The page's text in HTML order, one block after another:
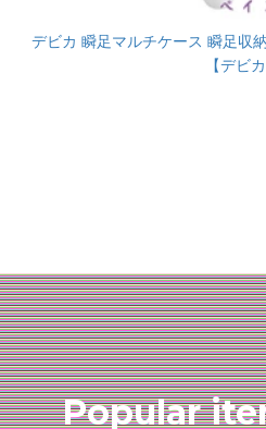
デビカ 瞬足マルチケース 瞬足収
【デビカ
Popular